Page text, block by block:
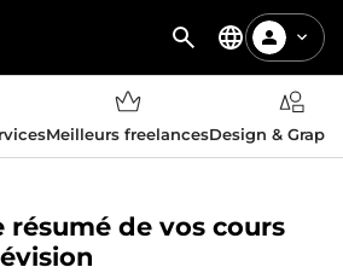
Meilleurs freelancesDesign &
résumé de vos cours